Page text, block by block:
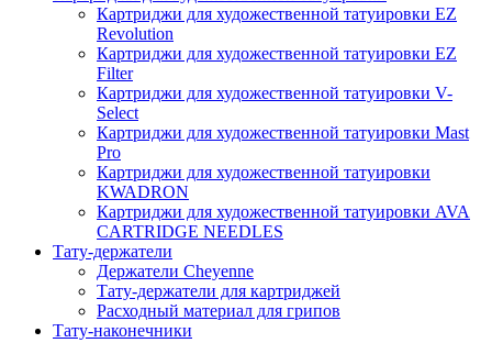
Картриджи для художественной татуировки EZ
Revolution
Картриджи для художественной татуировки EZ
Filter
Картриджи для художественной татуировки V-
Select
Картриджи для художественной татуировки Mast
Pro
Картриджи для художественной татуировки
KWADRON
Картриджи для художественной татуировки AVA
CARTRIDGE NEEDLES
Тату-держатели
Держатели Cheyenne
Тату-держатели для картриджей
Расходный материал для грипов
Тату-наконечники